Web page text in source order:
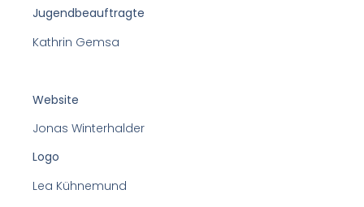
Jugendbeauftragte
Kathrin Gemsa
Website
Jonas Winterhalder
Logo
Lea Kühnemund